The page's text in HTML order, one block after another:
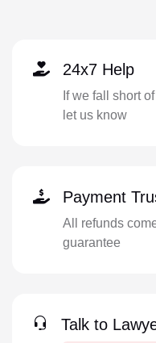
24x7 Help
If we fall short
let us know
Payment
All refunds
guarantee
Talk to